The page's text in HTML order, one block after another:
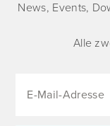
News, Events,
Alle